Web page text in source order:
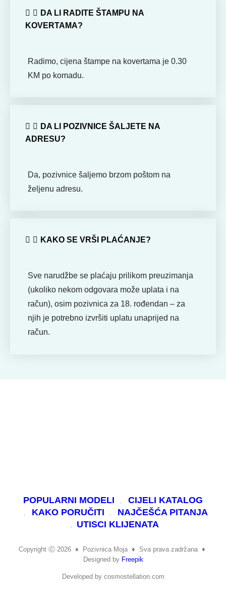
DA LI RADITE ŠTAMPU NA
KOVERTAMA?
Radimo, cijena štampe na kovertama je 0.30
KM po komadu.
DA LI POZIVNICE ŠALJETE NA
ADRESU?
Da, pozivnice šaljemo brzom poštom na
željenu adresu.
KAKO SE VRŠI PLAĆANJE?
Sve narudžbe se plaćaju prilikom preuzimanja
(ukoliko nekom odgovara može uplata i na
račun), osim pozivnica za 18. rođendan – za
njih je potrebno izvršiti uplatu unaprijed na
račun.
POPULARNI MODELI
CIJELI KATALOG
KAKO PORUČITI
NAJČEŠĆA PITANJA
UTISCI KLIJENATA
Copyright Ⓒ 2026 ♦ Pozivnica Moja ♦ Sva prava zadržana ♦
Designed by Freepik
Developed by cosmostellation.com